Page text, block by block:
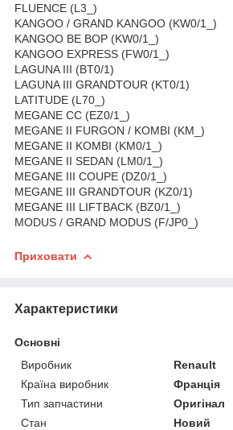
FLUENCE (L3_)
KANGOO / GRAND KANGOO (KW0/1_)
KANGOO BE BOP (KW0/1_)
KANGOO EXPRESS (FW0/1_)
LAGUNA III (BT0/1)
LAGUNA III GRANDTOUR (KT0/1)
LATITUDE (L70_)
MEGANE CC (EZ0/1_)
MEGANE II FURGON / KOMBI (KM_)
MEGANE II KOMBI (KM0/1_)
MEGANE II SEDAN (LM0/1_)
MEGANE III COUPE (DZ0/1_)
MEGANE III GRANDTOUR (KZ0/1)
MEGANE III LIFTBACK (BZ0/1_)
MODUS / GRAND MODUS (F/JP0_)
Приховати
Характеристики
Основні
Виробник
Renault
Країна виробник
Франція
Тип запчастини
Оригінал
Стан
Новий